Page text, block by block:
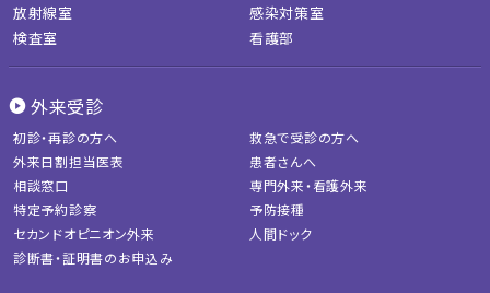
放射線室
検査室
感染対策室
看護部
外来受診
初診・再診の方へ
救急で受診の方へ
外来日割担当医表
患者さんへ
相談窓口
専門外来・看護外来
特定予約診察
予防接種
セカンドオピニオン外来
人間ドック
診断書・証明書のお申込み